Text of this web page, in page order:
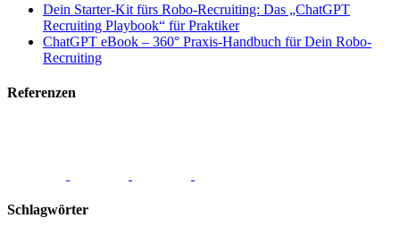
Dein Starter-Kit fürs Robo-Recruiting: Das „ChatGPT
Recruiting Playbook“ für Praktiker
ChatGPT eBook – 360° Praxis-Handbuch für Dein Robo-
Recruiting
Referenzen
Schlagwörter